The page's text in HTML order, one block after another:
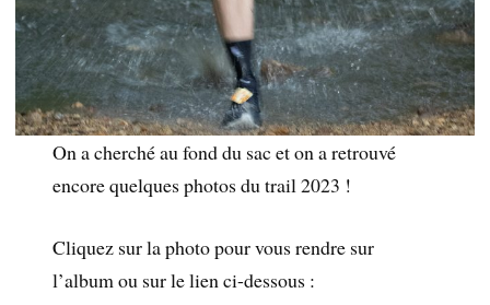
On a cherché au fond du sac et on a retrouvé
encore quelques photos du trail 2023 !
Cliquez sur la photo pour vous rendre sur
l’album ou sur le lien ci-dessous :